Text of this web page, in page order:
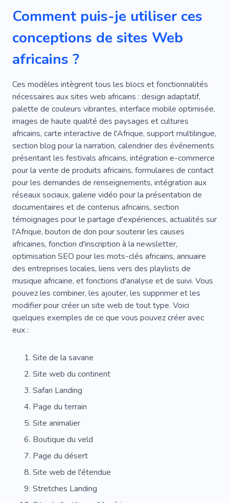
Passagers
Bateau
Ferry Coulé
Marcher
Parc Van
Services
Rwanda
Exotique
Tout Compris
Plaisir
Installations
Équipements
Gros Gibier
Désert
Chasse
Jungle Lézard
Trésor
Dinde
Lieu Atmosphérique
Zoo
Montgolfière
Fauconnerie
Poisson
Lieux De Photos
Sorties En Mer
Plaisirs Du Yacht
Compagnies Aériennes
De Plein Air
Escalade Marin
Mer
Recherche
Forêt
Caméléon
Complexe De Pays
Passeport
Vol
Espace
À L'étranger Europe
Comment puis-je utiliser ces
conceptions de sites Web
africains ?
Ces modèles intègrent tous les blocs et fonctionnalités
nécessaires aux sites web africains : design adaptatif,
palette de couleurs vibrantes, interface mobile optimisée,
images de haute qualité des paysages et cultures
africains, carte interactive de l'Afrique, support multilingue,
section blog pour la narration, calendrier des événements
présentant les festivals africains, intégration e-commerce
pour la vente de produits africains, formulaires de contact
pour les demandes de renseignements, intégration aux
réseaux sociaux, galerie vidéo pour la présentation de
documentaires et de contenus africains, section
témoignages pour le partage d'expériences, actualités sur
l'Afrique, bouton de don pour soutenir les causes
africaines, fonction d'inscription à la newsletter,
optimisation SEO pour les mots-clés africains, annuaire
des entreprises locales, liens vers des playlists de
musique africaine, et fonctions d'analyse et de suivi. Vous
pouvez les combiner, les ajouter, les supprimer et les
modifier pour créer un site web de tout type. Voici
quelques exemples de ce que vous pouvez créer avec
eux :
Site de la savane
Site web du continent
Safari Landing
Page du terrain
Site animalier
Boutique du veld
Page du désert
Site web de l'étendue
Stretches Landing